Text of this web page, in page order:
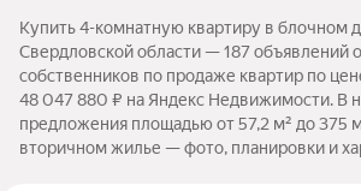
Купить 4-комнатную квартиру в блочном
Свердловской области — 187 объявлений
собственников по продаже квартир по
48 047 880 ₽ на Яндекс Недвижимости. В
предложения площадью от 57,2 м² до 375
вторичном жилье — фото, планировки и